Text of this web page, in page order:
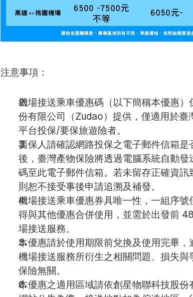
注意事項：
機場接送乘車優惠碼（以下簡稱本優惠）
份有限公司（Zudao）提供，僅適用於臺
平台投保/要保旅遊險者。
要保人請確認網路投保之電子郵件信箱是
後，臺灣產物保險將透過電腦系統自動發
碼至此電子郵件信箱。若未留存正確資訊
則恕不接受事後申請追溯及補發。
機場接送乘車優惠券具唯一性，一組序號
得與其他優惠合併使用，並需於出發前
場接送服務。
本優惠請於使用期限前兌換及使用完畢，
機場接送服務所衍生之相關問題、損失與
保險無關。
本優惠之適用區域請依創星物聯科技股份